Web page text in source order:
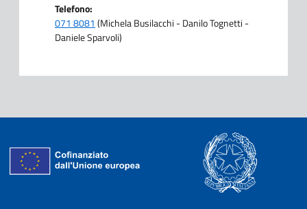
Telefono:
071 8081 (Michela Busilacchi - Danilo Tognetti -
Daniele Sparvoli)